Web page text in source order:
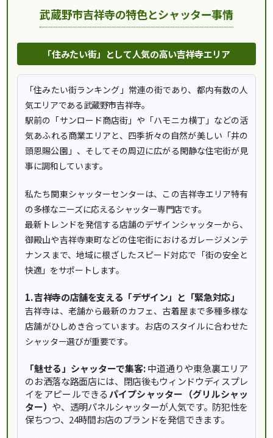
武蔵野市吉祥寺の特色とシャッター事情
「住みたい街」として人気の高い吉祥寺エリア
「住みたい街ランキング」常連の街であり、都内有数の人
気エリアである武蔵野市吉祥寺。
駅前の「サンロード商店街」や「ハモニカ横丁」などの活
気あふれる商業エリアと、四季折々の自然が美しい「井の
頭恩賜公園」、そしてその周辺に広がる閑静な住宅街が見
事に調和しています。
私たち関東シャッターセンターは、この吉祥寺エリア特有
の多様なニーズに応えるシャッター専門店です。
最新トレンドを発信する店舗のデザインシャッターから、
御殿山や吉祥寺東町などの住宅街におけるガレージメンテ
ナンスまで、地域に根ざしたスピード対応で「街の安全と
快適」をサポートします。
1. 吉祥寺の店舗を支える「デザイン」と「緊急対応」
吉祥寺は、老舗から最新のカフェ、古着屋まで多種多様な
店舗がひしめき合っています。お店のスタイルに合わせた
シャッター選びが重要です。
「魅せる」シャッターで集客:中道通りや東急裏エリア
のお洒落な路面店には、閉店後もウィンドウディスプレ
イをアピールできるパイプシャッター（グリルシャッ
ター） や、透明パネルシャッターが人気です。防犯性を
保ちつつ、24時間お店のブランドを発信できます。